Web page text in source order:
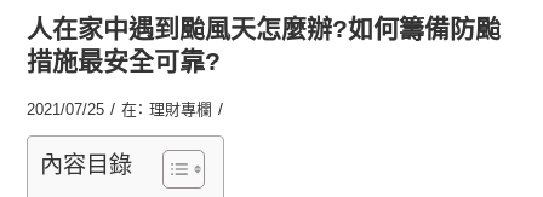
人在家中遇到颱風天怎麼辦?如何籌備防颱
措施最安全可靠?
2021/07/25 / 在：理財專欄 /
內容目錄